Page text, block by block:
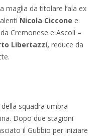
maglia da titolare l’ala ex
Nicola Ciccone e
Cremonese e Ascoli –
Libertazzi, reduce da
squadra umbra
Dopo due stagioni
il Gubbio per iniziare